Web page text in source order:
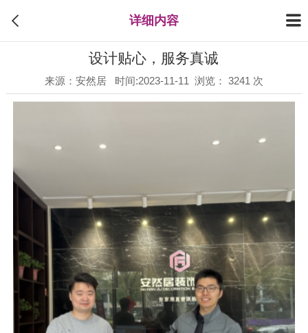
详细内容
设计贴心，服务真诚
来源：安然居 时间:2023-11-11 浏览： 3241 次